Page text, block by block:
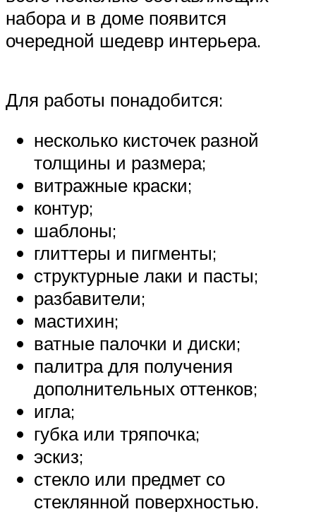
набора и в доме появится
очередной шедевр интерьера.
Для работы понадобится:
несколько кисточек разной
толщины и размера;
витражные краски;
контур;
шаблоны;
глиттеры и пигменты;
структурные лаки и пасты;
разбавители;
мастихин;
ватные палочки и диски;
палитра для получения
дополнительных оттенков;
игла;
губка или тряпочка;
эскиз;
стекло или предмет со
стеклянной поверхностью.